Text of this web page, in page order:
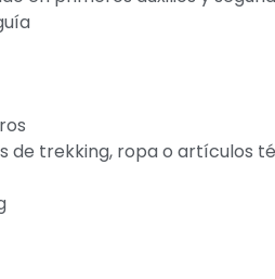
de trekking, ropa o artículos